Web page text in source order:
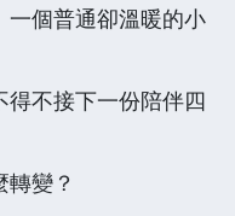
一個普通卻溫暖的小
不接下一份陪伴四
變？